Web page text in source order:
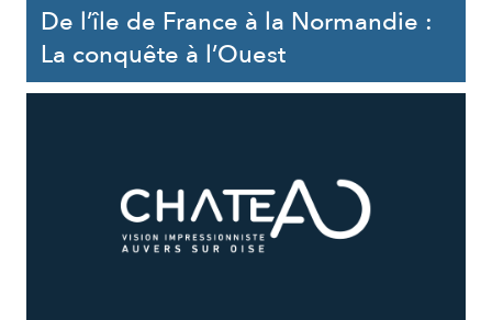
De l’île de France à la Normandie :
La conquête à l’Ouest